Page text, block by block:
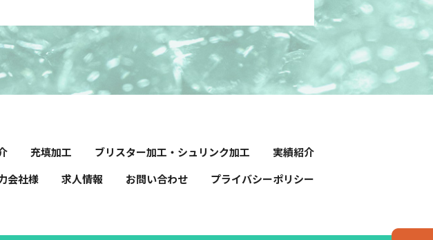
充填加工 ブリスター加工・シュリンク加工
実績紹介
会社様 求人情報 お問い合わせ プライバシーポリシー